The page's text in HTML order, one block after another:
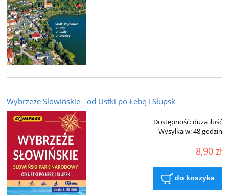
Wybrzeże Słowińskie - od Ustki po Łebę i Słupsk
Dostępność:duża ilość
Wysyłka w:48 godzin
8,90 zł
do koszyka